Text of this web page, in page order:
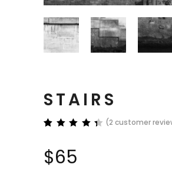
STAIRS
out of
5
(2 customer
$65